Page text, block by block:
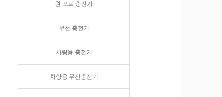
원 포트 충전기
무선 충전기
차량용 충전기
차량용 무선충전기